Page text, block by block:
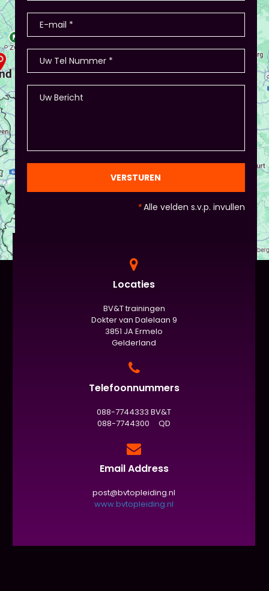
stellen de deelnemers zich voor (1-2 minuten
presentatie), hier waren ook winkeltjes, maar ook
memory met de producten, ze in categorieën
opdelen (grootte/kleur/soort) en andere spelletjes.
- Als je hierbij je eigen creativiteit in wil zetten is
dat altijd mogelijk! Maar: overleg dit dan wel met
Piet of hij dit wil in plaats van een eindpresentatie
+ zorg ervoor dat de deelnemers wel hun
en die van Piet en vervolgens de deelnemers:
gezien de eindpresentaties van 5 minuten de
officiële/vaste werkvorm zijn. Voor beginners is het
nog met spiekbriefje). - Vergeet het
evaluatieformulier niet :)
VERSTUREN
*Alle velden s.v.p. invullen
Locaties
BV&T trainingen
Dokter van Dalelaan 9
3851 JA Ermelo
Gelderland
Telefoonnummers
088-7744333 BV&T
088-7744300 QD
Email Address
post@bvtopleiding.nl
www.bvtopleiding.nl